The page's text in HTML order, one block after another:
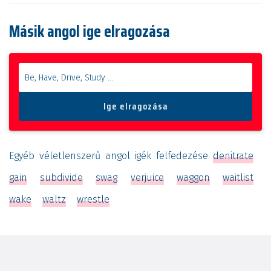
Másik angol ige elragozása
Egyéb véletlenszerű angol igék felfedezése denitrate
gain
subdivide swag verjuice waggon
waitlist
wake
waltz wrestle